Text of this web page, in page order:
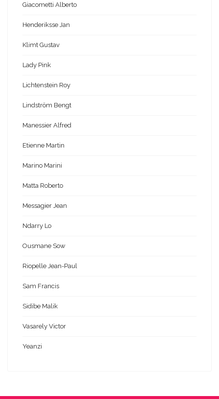
Giacometti Alberto
Henderiksse Jan
Klimt Gustav
Lady Pink
Lichtenstein Roy
Lindström Bengt
Manessier Alfred
Etienne Martin
Marino Marini
Matta Roberto
Messagier Jean
Ndarry Lo
Ousmane Sow
Riopelle Jean-Paul
Sam Francis
Sidibe Malik
Vasarely Victor
Yeanzi